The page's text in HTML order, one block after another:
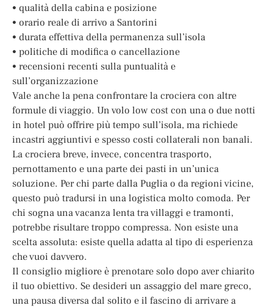
• qualità della cabina e posizione
• orario reale di arrivo a Santorini
• durata effettiva della permanenza sull’isola
• politiche di modifica o cancellazione
• recensioni recenti sulla puntualità e
sull’organizzazione
Vale anche la pena confrontare la crociera con altre
formule di viaggio. Un volo low cost con una o due notti
in hotel può offrire più tempo sull’isola, ma richiede
incastri aggiuntivi e spesso costi collaterali non banali.
La crociera breve, invece, concentra trasporto,
pernottamento e una parte dei pasti in un’unica
soluzione. Per chi parte dalla Puglia o da regioni vicine,
questo può tradursi in una logistica molto comoda. Per
chi sogna una vacanza lenta tra villaggi e tramonti,
potrebbe risultare troppo compressa. Non esiste una
scelta assoluta: esiste quella adatta al tipo di esperienza
che vuoi davvero.
Il consiglio migliore è prenotare solo dopo aver chiarito
il tuo obiettivo. Se desideri un assaggio del mare greco,
una pausa diversa dal solito e il fascino di arrivare a